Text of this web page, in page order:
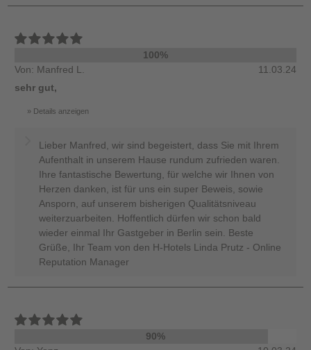
100%
Von: Manfred L.
11.03.24
sehr gut,
Details anzeigen
Lieber Manfred, wir sind begeistert, dass Sie mit Ihrem
Aufenthalt in unserem Hause rundum zufrieden waren.
Ihre fantastische Bewertung, für welche wir Ihnen von
Herzen danken, ist für uns ein super Beweis, sowie
Ansporn, auf unserem bisherigen Qualitätsniveau
weiterzuarbeiten. Hoffentlich dürfen wir schon bald
wieder einmal Ihr Gastgeber in Berlin sein. Beste
Grüße, Ihr Team von den H-Hotels Linda Prutz - Online
Reputation Manager
90%